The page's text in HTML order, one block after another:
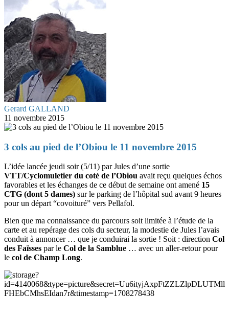
Gerard GALLAND
11 novembre 2015
3 cols au pied de l’Obiou le 11 novembre 2015
L’idée lancée jeudi soir (5/11) par Jules d’une sortie
VTT/Cyclomuletier du coté de l’Obiou avait reçu quelques échos
favorables et les échanges de ce début de semaine ont amené 15
CTG (dont 5 dames) sur le parking de l’hôpital sud avant 9 heures
pour un départ “covoituré” vers Pellafol.
Bien que ma connaissance du parcours soit limitée à l’étude de la
carte et au repérage des cols du secteur, la modestie de Jules l’avais
conduit à annoncer … que je conduirai la sortie ! Soit : direction Col
des Faïsses par le Col de la Samblue … avec un aller-retour pour
le col de Champ Long.